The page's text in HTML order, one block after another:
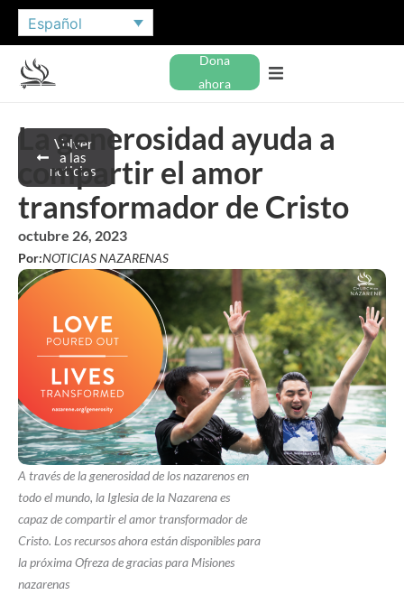
Español
Dona
ahora
Volver
a las
noticias
La generosidad ayuda a
compartir el amor
transformador de Cristo
octubre 26, 2023
Por:NOTICIAS NAZARENAS
A través de la generosidad de los nazarenos en
todo el mundo, la Iglesia de la Nazarena es
capaz de compartir el amor transformador de
Cristo. Los recursos ahora están disponibles para
la próxima Ofreza de gracias para Misiones
nazarenas